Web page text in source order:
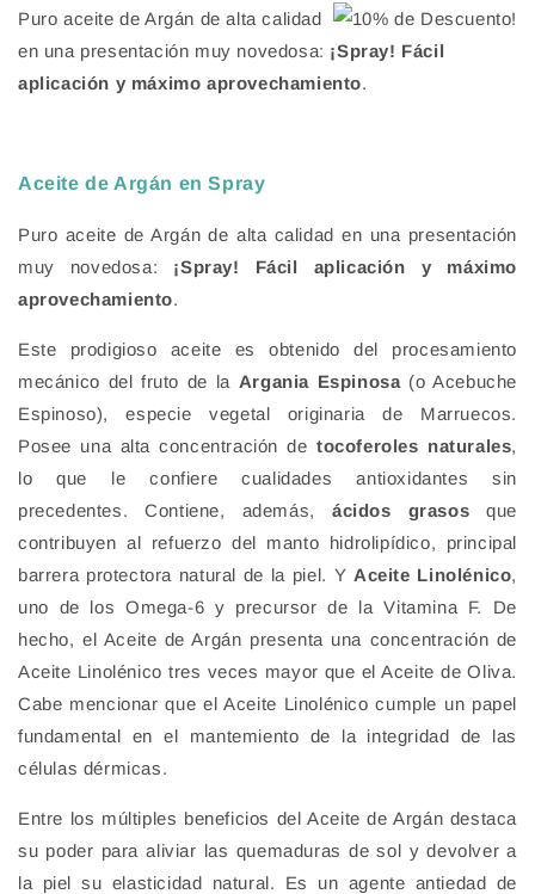
modal
Puro aceite de Argán de alta calidad
en una presentación muy novedosa: ¡Spray! Fácil
aplicación y máximo aprovechamiento.
Aceite de Argán en Spray
Puro aceite de Argán de alta calidad en una presentación
muy novedosa: ¡Spray! Fácil aplicación y máximo
aprovechamiento.
Este prodigioso aceite es obtenido del procesamiento
mecánico del fruto de la Argania Espinosa (o Acebuche
Espinoso), especie vegetal originaria de Marruecos.
Posee una alta concentración detocoferoles naturales,
lo que le confiere cualidades antioxidantes sin
precedentes. Contiene, además, ácidos grasos que
contribuyen al refuerzo del manto hidrolipídico, principal
barrera protectora natural de la piel. Y Aceite Linolénico,
uno de los Omega-6 y precursor de la Vitamina F. De
hecho, el Aceite de Argán presenta una concentración de
Aceite Linolénico tres veces mayor que el Aceite de Oliva.
Cabe mencionar que el Aceite Linolénico cumple un papel
fundamental en el mantemiento de la integridad de las
células dérmicas.
Entre los múltiples beneficios del Aceite de Argán destaca
su poder para aliviar las quemaduras de sol y devolver a
la piel su elasticidad natural. Es un agente antiedad de